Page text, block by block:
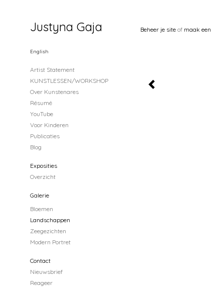
Beheer je site of maak
Justyna Gaja
English
Artist Statement
KUNSTLESSEN/WORKSHOP
Over Kunstenares
Résumé
YouTube
Voor Kinderen
Publicaties
Blog
Exposities
Overzicht
Galerie
Bloemen
Landschappen
Zeegezichten
Modern Portret
Contact
Nieuwsbrief
Reageer